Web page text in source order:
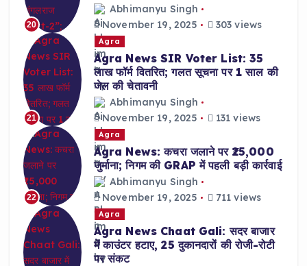
20
Abhimanyu Singh
November 19, 2025
303 views
21
Agra
Agra News SIR Voter List: 35
लाख फॉर्म वितरित; गलत सूचना पर 1 साल की
जेल की चेतावनी
Abhimanyu Singh
November 19, 2025
131 views
22
Agra
Agra News: कचरा जलाने पर ₹25,000
जुर्माना; निगम की GRAP में पहली बड़ी कार्रवाई
Abhimanyu Singh
November 19, 2025
711 views
Agra
Agra News Chaat Gali: सदर बाजार
में काउंटर हटाए, 25 दुकानदारों की रोजी-रोटी
पर संकट